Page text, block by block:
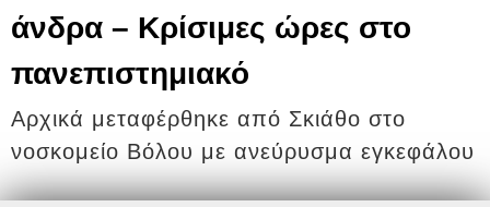
άνδρα – Κρίσιμες ώρες στο
πανεπιστημιακό
Αρχικά μεταφέρθηκε από Σκιάθο στο
νοσκομείο Βόλου με ανεύρυσμα εγκεφάλου